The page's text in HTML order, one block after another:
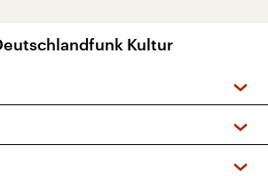
Kultur
und Podcasts